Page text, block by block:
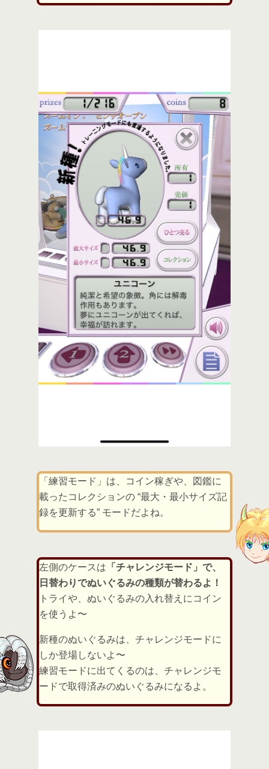
「練習モード」は、コイン稼ぎや、図鑑に
載ったコレクションの “最大・最小サイズ記
録を更新する” モードだよね。
左側のケースは 「チャレンジモード」で、
日替わりでぬいぐるみの種類が替わるよ！
トライや、ぬいぐるみの入れ替えにコイン
を使うよ〜
新種のぬいぐるみは、チャレンジモードに
しか登場しないよ〜
練習モードに出てくるのは、チャレンジモ
ードで取得済みのぬいぐるみになるよ。